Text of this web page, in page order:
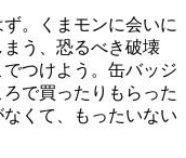
。くまモンに会いに
う、恐るべき破壊
つけよう。缶バッジ
で買ったりもらった
くて、もったいない